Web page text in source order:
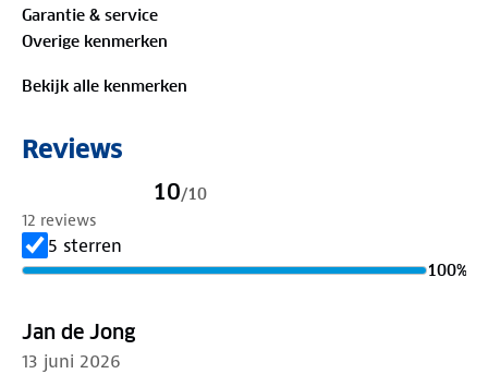
Het model is 1.90 m lang en draagt maat L.
Materiaal
Is je kleding aan vervanging toe? Lever het in bij
onze winkels. Wij geven er een nieuwe bestemming
Garantie & service
Overige kenmerken
Bekijk alle kenmerken
Reviews
10/10
12 reviews
5 sterren
100%
Jan de Jong
13 juni 2026